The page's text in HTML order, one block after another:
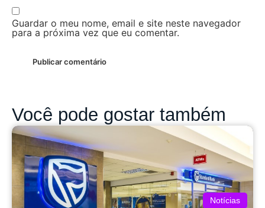
Guardar o meu nome, email e site neste navegador
para a próxima vez que eu comentar.
Você pode gostar também
Notícias